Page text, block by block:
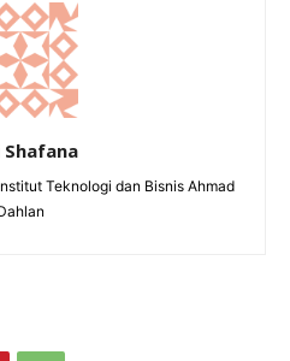
Shafana
Teknologi dan Bisnis Ahmad